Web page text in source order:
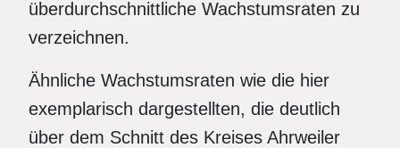
überdurchschnittliche Wachstumsraten zu
verzeichnen.
Ähnliche Wachstumsraten wie die hier
exemplarisch dargestellten, die deutlich
über dem Schnitt des Kreises Ahrweiler